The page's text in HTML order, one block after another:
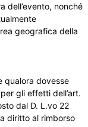
dell’evento, nonché
geografica della
qualora dovesse
gli effetti dell’art.
dal D. L.vo 22
diritto al rimborso